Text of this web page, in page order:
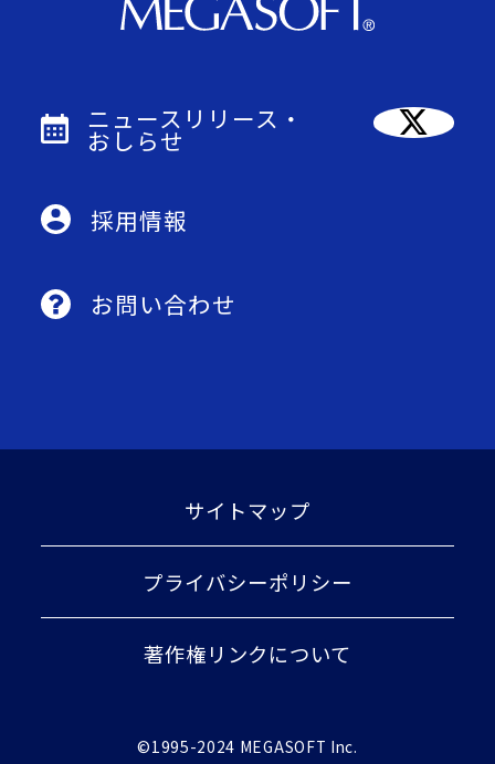
ニュースリリース・
おしらせ
採用情報
お問い合わせ
サイトマップ
プライバシーポリシー
著作権リンクについて
©1995-2024 MEGASOFT Inc.